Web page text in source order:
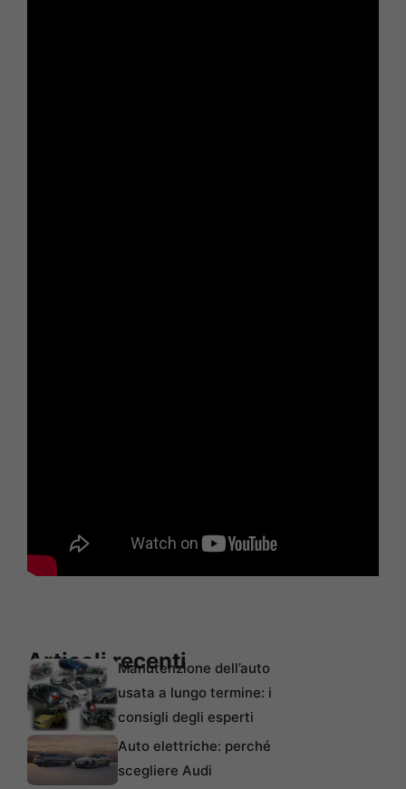
Articoli recentiManutenzione dell’auto
usata a lungo termine: i
consigli degli esperti
Auto elettriche: perché
scegliere Audi